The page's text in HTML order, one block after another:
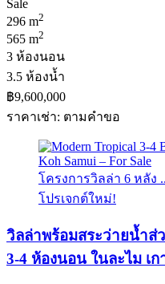
296 m2
565 m2
3 ห้องนอน
3.5 ห้องน้ำ
฿9,600,000
ราคาเช่า: ตามคําขอ
โครงการวิลล่า 6 หลัง ..
โปรเจกต์ใหม่!
วิลล่าพร้อมสระว่ายน้ำส่
3-4 ห้องนอน ในละไม เ